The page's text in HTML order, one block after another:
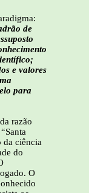
de
e valores
para
razão
da ciência
do
O